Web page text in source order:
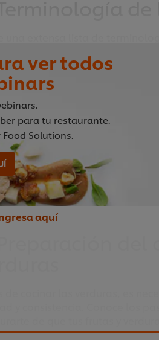
ver todos
para tu restaurante.
Solutions.
aquí